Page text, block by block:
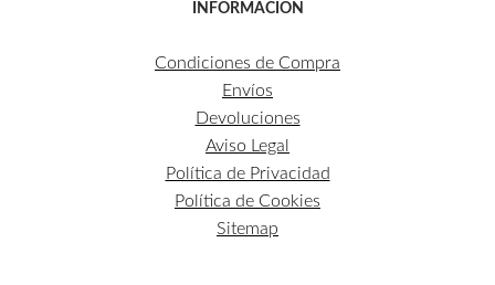
INFORMACIÓN
Condiciones de Compra
Envíos
Devoluciones
Aviso Legal
Política de Privacidad
Política de Cookies
Sitemap